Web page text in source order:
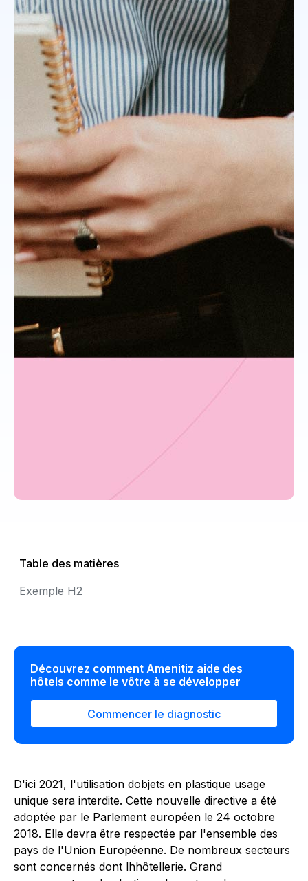
Table des matières
Exemple H2
Découvrez comment Amenitiz aide des
hôtels comme le vôtre à se développer
Commencer le diagnostic
D'ici 2021, l'utilisation dobjets en plastique usage
unique sera interdite. Cette nouvelle directive a été
adoptée par le Parlement européen le 24 octobre
2018. Elle devra être respectée par l'ensemble des
pays de l'Union Européenne. De nombreux secteurs
sont concernés dont lhhôtellerie. Grand